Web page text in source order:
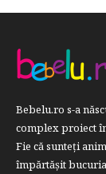
Bebelu.ro s-a
complex proiect
Fie că sunteţi
împărtăşit